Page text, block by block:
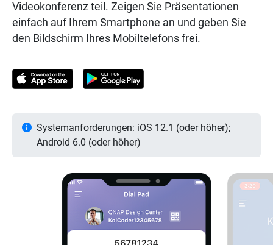
Videokonferenz teil. Zeigen Sie Präsentationen
einfach auf Ihrem Smartphone an und geben Sie
den Bildschirm Ihres Mobiltelefons frei.
Systemanforderungen: iOS 12.1 (oder höher);
Android 6.0 (oder höher)